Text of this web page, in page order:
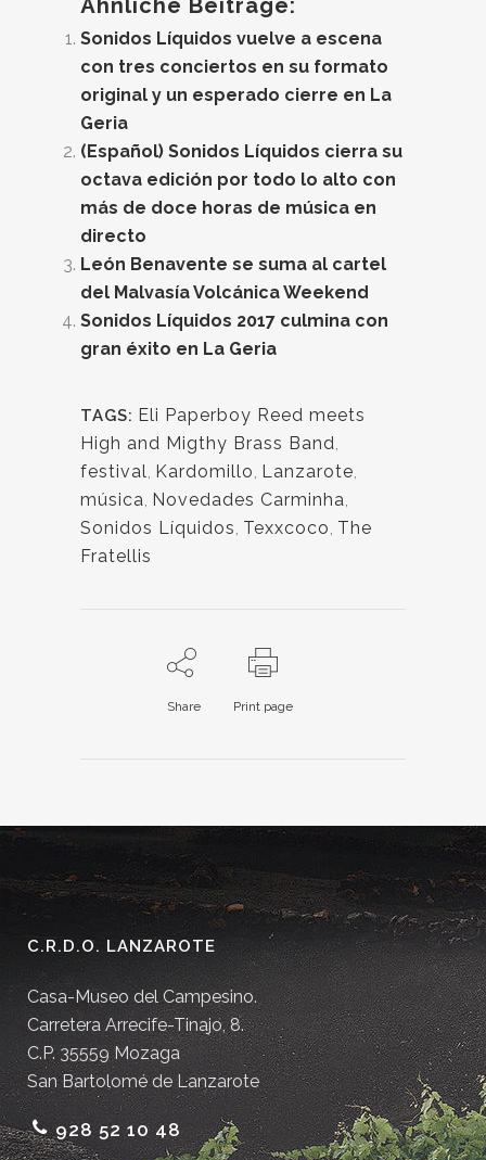
Ähnliche Beiträge:
Sonidos Líquidos vuelve a escena
con tres conciertos en su formato
original y un esperado cierre en La
Geria
(Español) Sonidos Líquidos cierra su
octava edición por todo lo alto con
más de doce horas de música en
directo
León Benavente se suma al cartel
del Malvasía Volcánica Weekend
Sonidos Líquidos 2017 culmina con
gran éxito en La Geria
TAGS: Eli Paperboy Reed meets
High and Migthy Brass Band,
festival, Kardomillo, Lanzarote,
música, Novedades Carminha,
Sonidos Líquidos, Texxcoco, The
Fratellis
Share Print page
C.R.D.O. LANZAROTE
Casa-Museo del Campesino.
Carretera Arrecife-Tinajo, 8.
C.P. 35559 Mozaga
San Bartolomé de Lanzarote
928 52 10 48